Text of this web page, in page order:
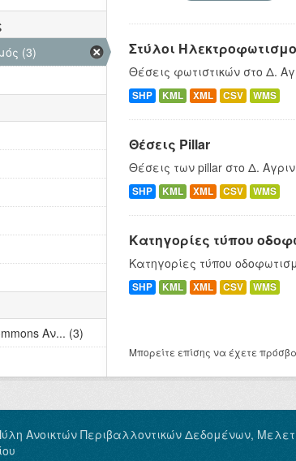
Στύλοι
Θέσεις φωτιστικών στο Δ.
SHP KML XML CSV WMS
Θέσεις Pillar
Θέσεις των pillar στο Δ.
SHP KML XML CSV WMS
Κατηγορίες τύπου
Κατηγορίες τύπου
SHP KML XML CSV WMS
Μπορείτε επίσης να έχετε
(3)
Αν... (3)
Ανοικτών Περιβαλλοντικών Δεδομένων,